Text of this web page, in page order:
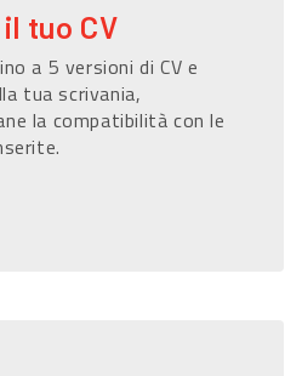
tuo CV
a 5 versioni di CV e
tua scrivania,
la compatibilità con le